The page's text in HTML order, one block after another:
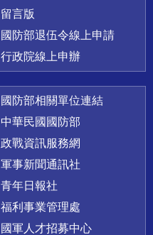
留言版
國防部退伍令線上申請
行政院線上申辦
國防部相關單位連結
中華民國國防部
政戰資訊服務網
軍事新聞通訊社
青年日報社
福利事業管理處
國軍人才招募中心